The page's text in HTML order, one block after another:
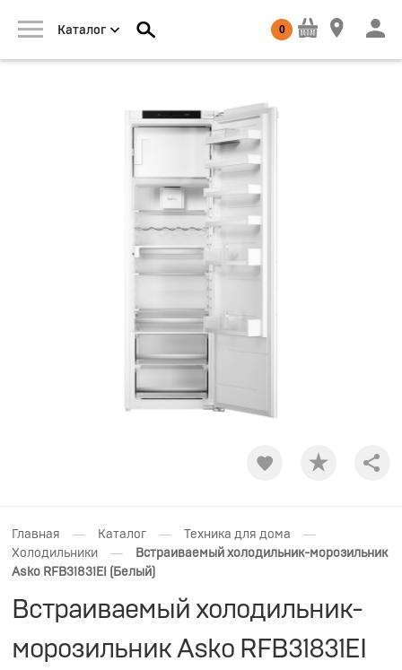
Каталог 0
Главная — Каталог — Техника для дома —
Холодильники —
Встраиваемый холодильник-морозильник
Asko RFB31831EI (Белый)
Встраиваемый холодильник-
морозильник Asko RFB31831EI